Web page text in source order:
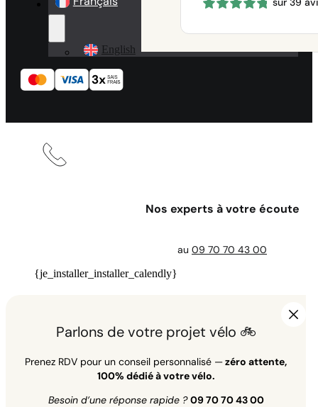
prix :
à
English
Nos experts à votre écoute
au 09 70 70 43 00
{je_installer_installer_calendly}
Parlons de votre projet vélo 🚲
Prenez RDV pour un conseil personnalisé —zéro attente,
100% dédié à votre vélo.
Besoin d’une réponse rapide ? 09 70 70 43 00